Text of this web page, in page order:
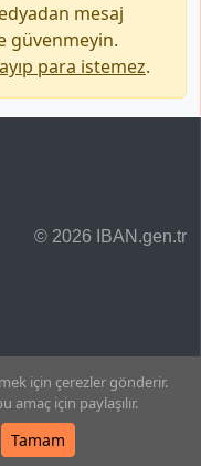
mesaj
güvenmeyin.
para istemez.
© 2026 IBAN.gen.tr
için çerezler gönderir.
amaç için paylaşılır.
Tamam